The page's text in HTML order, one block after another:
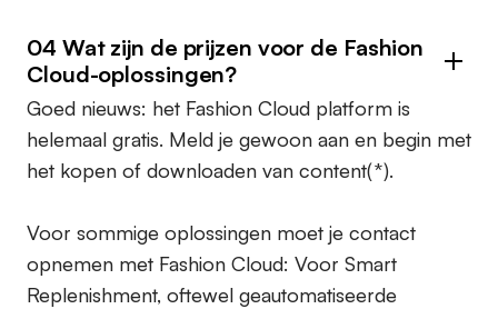
04 Wat zijn de prijzen voor de Fashion
Cloud-oplossingen?
Goed nieuws: het Fashion Cloud platform is
helemaal gratis. Meld je gewoon aan en begin met
het kopen of downloaden van content(*).
Voor sommige oplossingen moet je contact
opnemen met Fashion Cloud: Voor Smart
Replenishment, oftewel geautomatiseerde